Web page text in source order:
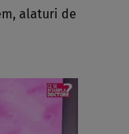
alaturi de